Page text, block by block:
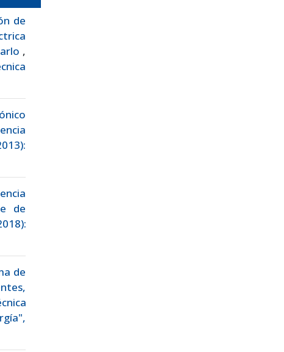
de
,
de
de